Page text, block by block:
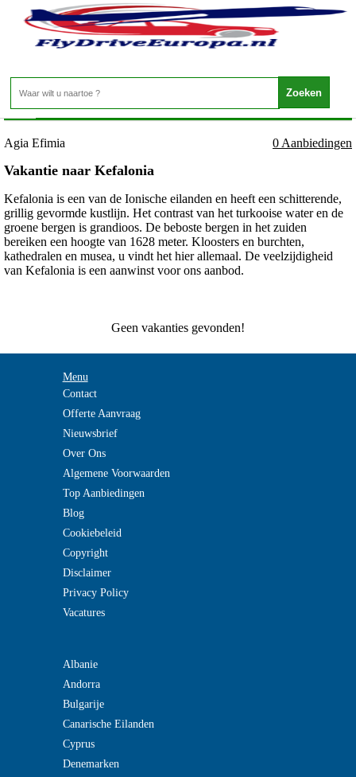
Griekenland - Kefalonia - Agia Efimia
Home>
Agia Efimia 0 Aanbiedingen
Vakantie naar Kefalonia
Kefalonia is een van de Ionische eilanden en heeft een schitterende,
grillig gevormde kustlijn. Het contrast van het turkooise water en de
groene bergen is grandioos. De beboste bergen in het zuiden
bereiken een hoogte van 1628 meter. Kloosters en burchten,
kathedralen en musea, u vindt het hier allemaal. De veelzijdigheid
van Kefalonia is een aanwinst voor ons aanbod.
Geen vakanties gevonden!
Menu
Contact
Offerte Aanvraag
Nieuwsbrief
Over Ons
Algemene Voorwaarden
Top Aanbiedingen
Blog
Cookiebeleid
Copyright
Disclaimer
Privacy Policy
Vacatures
Albanie
Andorra
Bulgarije
Canarische Eilanden
Cyprus
Denemarken